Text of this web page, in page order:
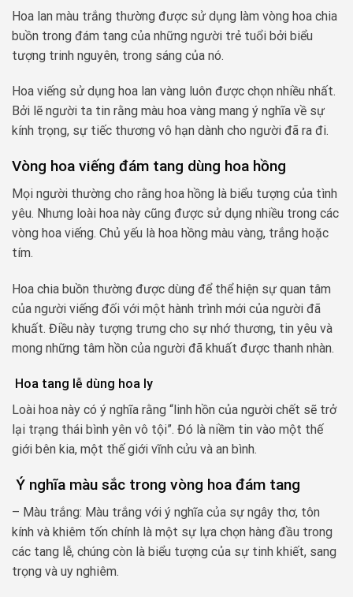
Hoa lan màu trắng thường được sử dụng làm vòng hoa chia
buồn trong đám tang của những người trẻ tuổi bởi biểu
tượng trinh nguyên, trong sáng của nó.
Hoa viếng sử dụng hoa lan vàng luôn được chọn nhiều nhất.
Bởi lẽ người ta tin rằng màu hoa vàng mang ý nghĩa về sự
kính trọng, sự tiếc thương vô hạn dành cho người đã ra đi.
Vòng hoa viếng đám tang dùng hoa hồng
Mọi người thường cho rằng hoa hồng là biểu tượng của tình
yêu. Nhưng loài hoa này cũng được sử dụng nhiều trong các
vòng hoa viếng. Chủ yếu là hoa hồng màu vàng, trắng hoặc
tím.
Hoa chia buồn thường được dùng để thể hiện sự quan tâm
của người viếng đối với một hành trình mới của người đã
khuất. Điều này tượng trưng cho sự nhớ thương, tin yêu và
mong những tâm hồn của người đã khuất được thanh nhàn.
Hoa tang lễ dùng hoa ly
Loài hoa này có ý nghĩa rằng “linh hồn của người chết sẽ trở
lại trạng thái bình yên vô tội”. Đó là niềm tin vào một thế
giới bên kia, một thế giới vĩnh cửu và an bình.
Ý nghĩa màu sắc trong vòng hoa đám tang
– Màu trắng: Màu trắng với ý nghĩa của sự ngây thơ, tôn
kính và khiêm tốn chính là một sự lựa chọn hàng đầu trong
các tang lễ, chúng còn là biểu tượng của sự tinh khiết, sang
trọng và uy nghiêm.